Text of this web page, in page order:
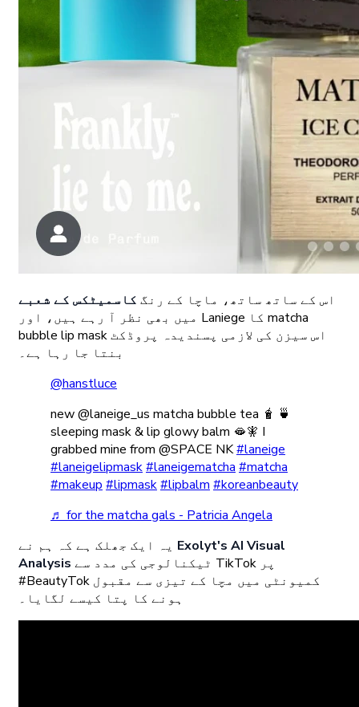
اس کے ساتھ ساتھ، ماچا کے رنگ کاسمیٹکس کے شعبے
میں بھی نظر آ رہے ہیں، اور Laniege کا matcha
bubble lip mask اس سیزن کی لازمی پسندیدہ پروڈکٹ
بنتا جا رہا ہے۔
@hanstluce
new @laneige_us matcha bubble tea 🧋 🍵
sleeping mask & lip glowy balm 🫦🧚 I
grabbed mine from @SPACE NK#laneige
#laneigelipmask#laneigematcha #matcha
#makeup #lipmask#lipbalm #koreanbeauty
♬ for the matcha gals - Patricia Angela
Exolyt's AI Visual
Analysis
#BeautyTok کمیونٹی میں مچا کے تیزی سے مقبول
ہونے کا پتا کیسے لگایا۔